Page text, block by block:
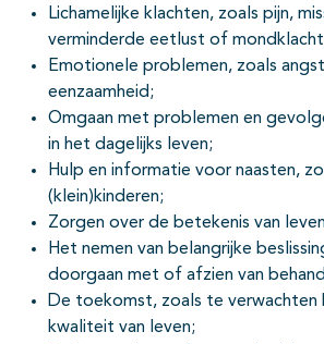
Lichamelijke klachten, zoals pijn,
verminderde eetlust of
Emotionele problemen, zoals
eenzaamheid;
Omgaan met problemen en
in het dagelijks leven;
Hulp en informatie voor naasten,
(klein)kinderen;
Zorgen over de betekenis van
Het nemen van belangrijke
doorgaan met of afzien van
De toekomst, zoals te verwachten
kwaliteit van leven;